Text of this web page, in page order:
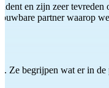
en zijn zeer
partner waarop
Ze begrijpen wat er in